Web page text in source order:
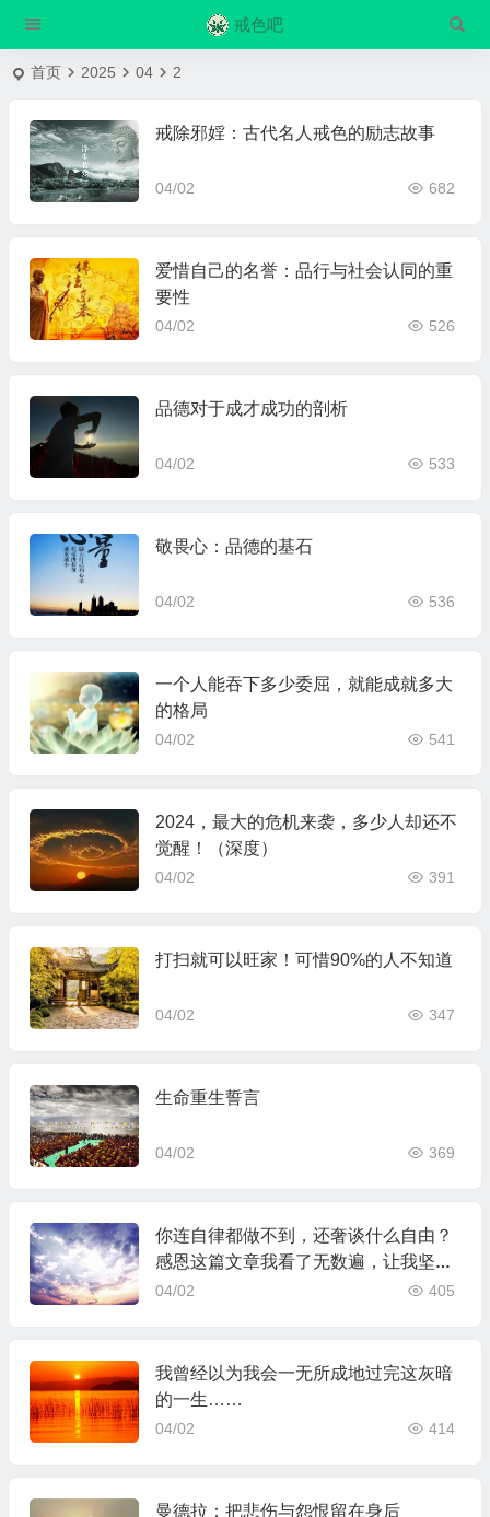
戒色吧
首页 2025 04 2
戒除邪婬：古代名人戒色的励志故事
04/02 682
爱惜自己的名誉：品行与社会认同的重
要性
04/02 526
品德对于成才成功的剖析
04/02 533
敬畏心：品德的基石
04/02 536
​一个人能吞下多少委屈，就能成就多大
的格局
04/02 541
2024，最大的危机来袭，多少人却还不
觉醒！（深度）
04/02 391
打扫就可以旺家！可惜90%的人不知道
04/02 347
生命重生誓言
04/02 369
你连自律都做不到，还奢谈什么自由？
感恩这篇文章我看了无数遍，让我坚持
自律的生活
04/02 405
我曾经以为我会一无所成地过完这灰暗
的一生……
04/02 414
曼德拉：把悲伤与怨恨留在身后